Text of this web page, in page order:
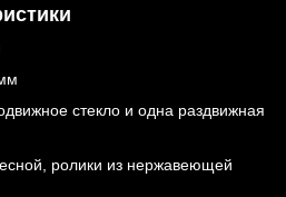
стекло и одна раздвижная
ролики из нержавеющей